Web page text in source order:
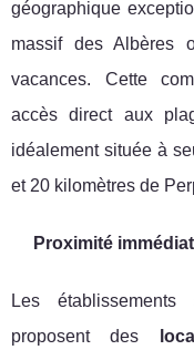
géographique
massif des Albères
vacances. Cette
accès direct aux
idéalement située à
et 20 kilomètres de
Proximité
Les
proposent des